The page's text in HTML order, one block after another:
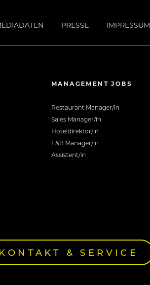
PRESSE IMPRESSUM
MANAGEMENT JOBS
Restaurant Manager/in
Sales Manager/in
Hoteldirektor/in
F&B Manager/in
Assistent/in
& SERVICE